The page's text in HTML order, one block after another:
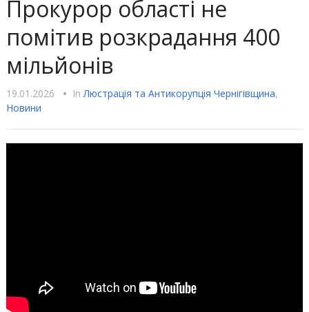
Прокурор області не
помітив розкрадання 400
мільйонів
19.01.2026 • InЛюстрацiя та Антикорупцiя Чернігівщина,
Новини